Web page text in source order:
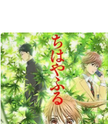
源被运用。 &amp;nbsp; &am
p;nbsp; &amp;nbsp; &amp;nb
sp; &amp;nbsp; &amp;nbsp;
&amp;nbsp; &amp;nb